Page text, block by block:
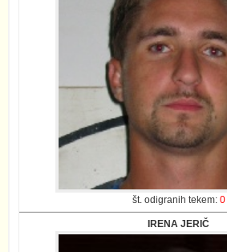
št. odigranih tekem: 0
IRENA JERIČ